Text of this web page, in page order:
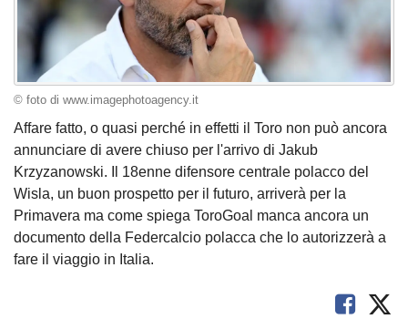
© foto di www.imagephotoagency.it
Affare fatto, o quasi perché in effetti il Toro non può ancora
annunciare di avere chiuso per l'arrivo di Jakub
Krzyzanowski. Il 18enne difensore centrale polacco del
Wisla, un buon prospetto per il futuro, arriverà per la
Primavera ma come spiega ToroGoal manca ancora un
documento della Federcalcio polacca che lo autorizzerà a
fare il viaggio in Italia.